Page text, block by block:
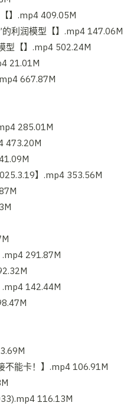
】.mp4 409.05M
利润模型【】.mp4 147.06M
型【】.mp4 502.24M
21.01M
667.87M
285.01M
473.20M
】.mp4 353.56M
291.87M
142.44M
不能卡！】.mp4 106.91M
116.13M